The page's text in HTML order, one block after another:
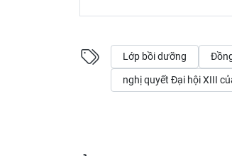
Lớp bồi dưỡng
nghị quyết Đại hội XIII